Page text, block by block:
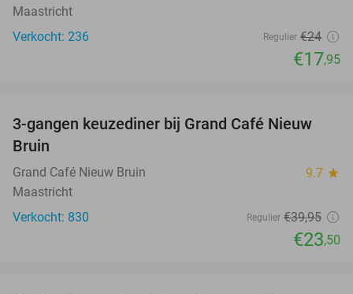
Maastricht
Verkocht: 236
Regulier €24
€17,95
41%
3-gangen keuzediner bij Grand Café Nieuw
Bruin
Grand Café Nieuw Bruin 9.7 star
Maastricht
Verkocht: 830
Regulier €39,95
€23,50